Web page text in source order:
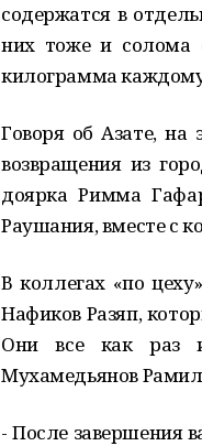
содержатся в
них тоже и солома
килограмма каждому
Говоря об Азате,
возвращения из
доярка Римма
Раушания, вместе с
В коллегах «по
Нафиков Разяп,
Они все как раз
Мухамедьянов
- После завершения